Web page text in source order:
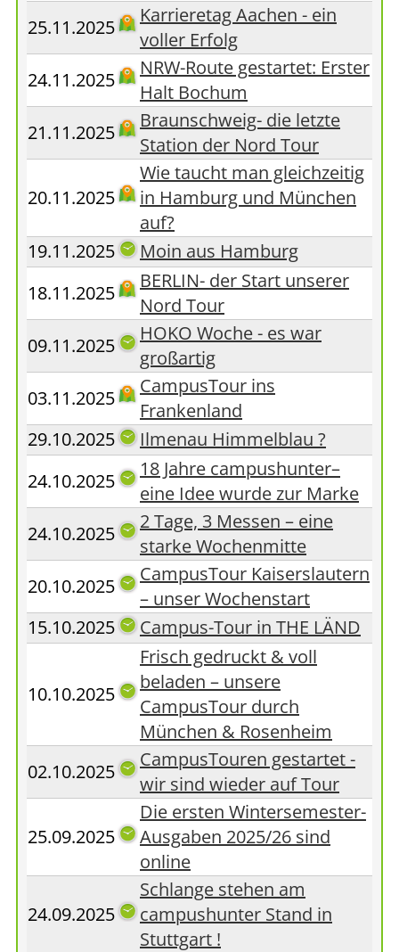
25.11.2025
Karrieretag Aachen - ein
voller Erfolg
24.11.2025
NRW-Route gestartet: Erster
Halt Bochum
21.11.2025
Braunschweig- die letzte
Station der Nord Tour
20.11.2025
Wie taucht man gleichzeitig
in Hamburg und München
auf?
19.11.2025
Moin aus Hamburg
18.11.2025
BERLIN- der Start unserer
Nord Tour
09.11.2025
HOKO Woche - es war
großartig
03.11.2025
CampusTour ins
Frankenland
29.10.2025
Ilmenau Himmelblau ?
24.10.2025
18 Jahre campushunter–
eine Idee wurde zur Marke
24.10.2025
2 Tage, 3 Messen – eine
starke Wochenmitte
20.10.2025
CampusTour Kaiserslautern
– unser Wochenstart
15.10.2025
Campus-Tour in THE LÄND
10.10.2025
Frisch gedruckt & voll
beladen – unsere
CampusTour durch
München & Rosenheim
02.10.2025
CampusTouren gestartet -
wir sind wieder auf Tour
25.09.2025
Die ersten Wintersemester-
Ausgaben 2025/26 sind
online
24.09.2025
Schlange stehen am
campushunter Stand in
Stuttgart !